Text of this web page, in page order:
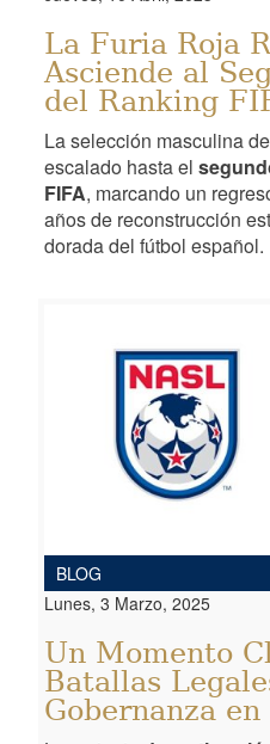
La Furia Roja
Asciende al
del Ranking
La selección masculina
escalado hasta el
FIFA, marcando un
años de reconstrucción
dorada del fútbol español.
BLOG
Lunes, 3 Marzo, 2025
Un Momento
Batallas
Gobernanza